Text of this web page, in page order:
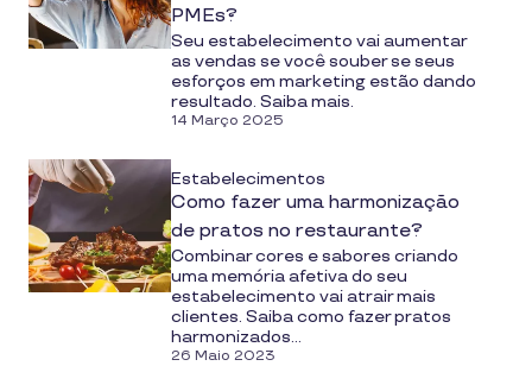
PMEs?
Seu estabelecimento vai aumentar
as vendas se você souber se seus
esforços em marketing estão dando
resultado. Saiba mais.
14 Março 2025
Estabelecimentos
Como fazer uma harmonização
de pratos no restaurante?
Combinar cores e sabores criando
uma memória afetiva do seu
estabelecimento vai atrair mais
clientes. Saiba como fazer pratos
harmonizados...
26 Maio 2023